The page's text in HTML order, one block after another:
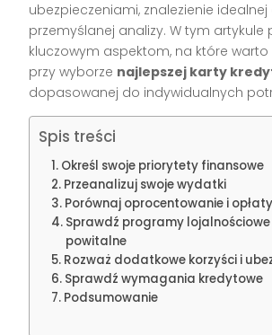
ubezpieczeniami, znalezienie
przemyślanej analizy. W tym artykule
kluczowym aspektom, na które
przy wyborze najlepszej karty
dopasowanej do indywidualnych
Spis treści
Określ swoje priorytety finansowe
Przeanalizuj swoje wydatki
Porównaj oprocentowanie i opłaty
Sprawdź programy lojalnościowe
powitalne
Rozważ dodatkowe korzyści i
Sprawdź wymagania kredytowe
Podsumowanie